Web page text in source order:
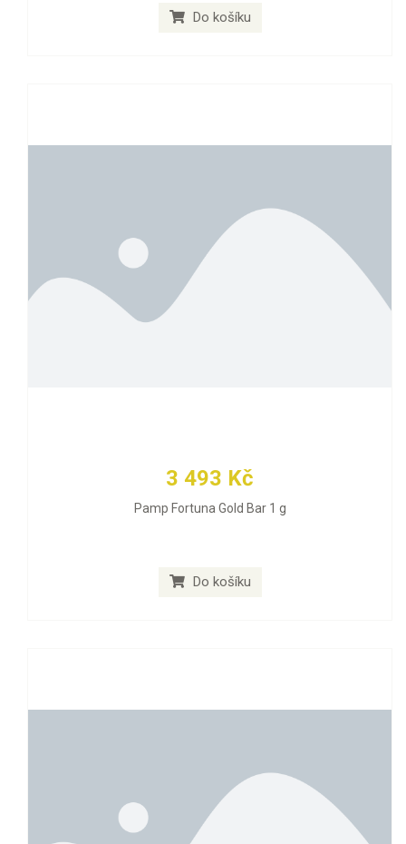
Do košíku
3 493 Kč
Pamp Fortuna Gold Bar 1 g
Do košíku